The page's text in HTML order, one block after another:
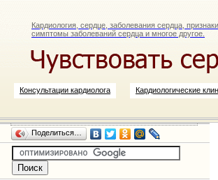
Кардиология, сердце, заболевания сердца,
симптомы заболеваний сердца и многое другое.
Консультации кардиолога Кардиологические
Поделиться…